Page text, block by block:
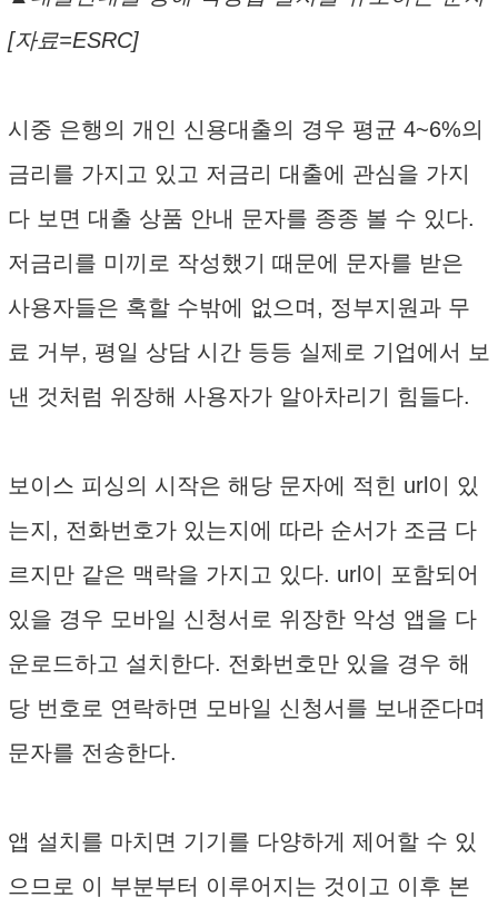
[자료=ESRC]
시중 은행의 개인 신용대출의 경우 평균 4~6%의
금리를 가지고 있고 저금리 대출에 관심을 가지
다 보면 대출 상품 안내 문자를 종종 볼 수 있다.
저금리를 미끼로 작성했기 때문에 문자를 받은
사용자들은 혹할 수밖에 없으며, 정부지원과 무
료 거부, 평일 상담 시간 등등 실제로 기업에서 보
낸 것처럼 위장해 사용자가 알아차리기 힘들다.
보이스 피싱의 시작은 해당 문자에 적힌 url이 있
는지, 전화번호가 있는지에 따라 순서가 조금 다
르지만 같은 맥락을 가지고 있다. url이 포함되어
있을 경우 모바일 신청서로 위장한 악성 앱을 다
운로드하고 설치한다. 전화번호만 있을 경우 해
당 번호로 연락하면 모바일 신청서를 보내준다며
문자를 전송한다.
앱 설치를 마치면 기기를 다양하게 제어할 수 있
으므로 이 부분부터 이루어지는 것이고 이후 본